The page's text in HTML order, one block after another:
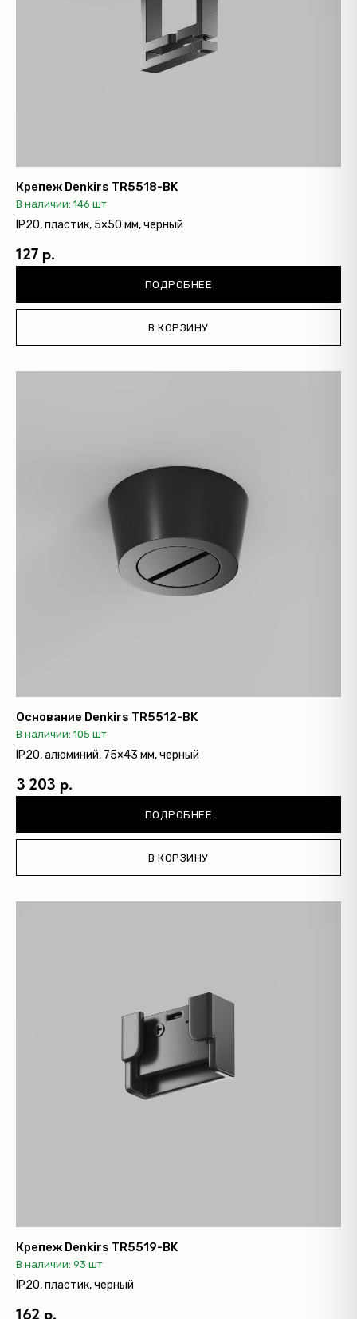
Крепеж Denkirs TR5518-BK
В наличии: 146 шт
IP20, пластик, 5×50 мм, черный
127 р.
ПОДРОБНЕЕ
В КОРЗИНУ
Основание Denkirs TR5512-BK
В наличии: 105 шт
IP20, алюминий, 75×43 мм, черный
3 203 р.
ПОДРОБНЕЕ
В КОРЗИНУ
Крепеж Denkirs TR5519-BK
В наличии: 93 шт
IP20, пластик, черный
162 р.